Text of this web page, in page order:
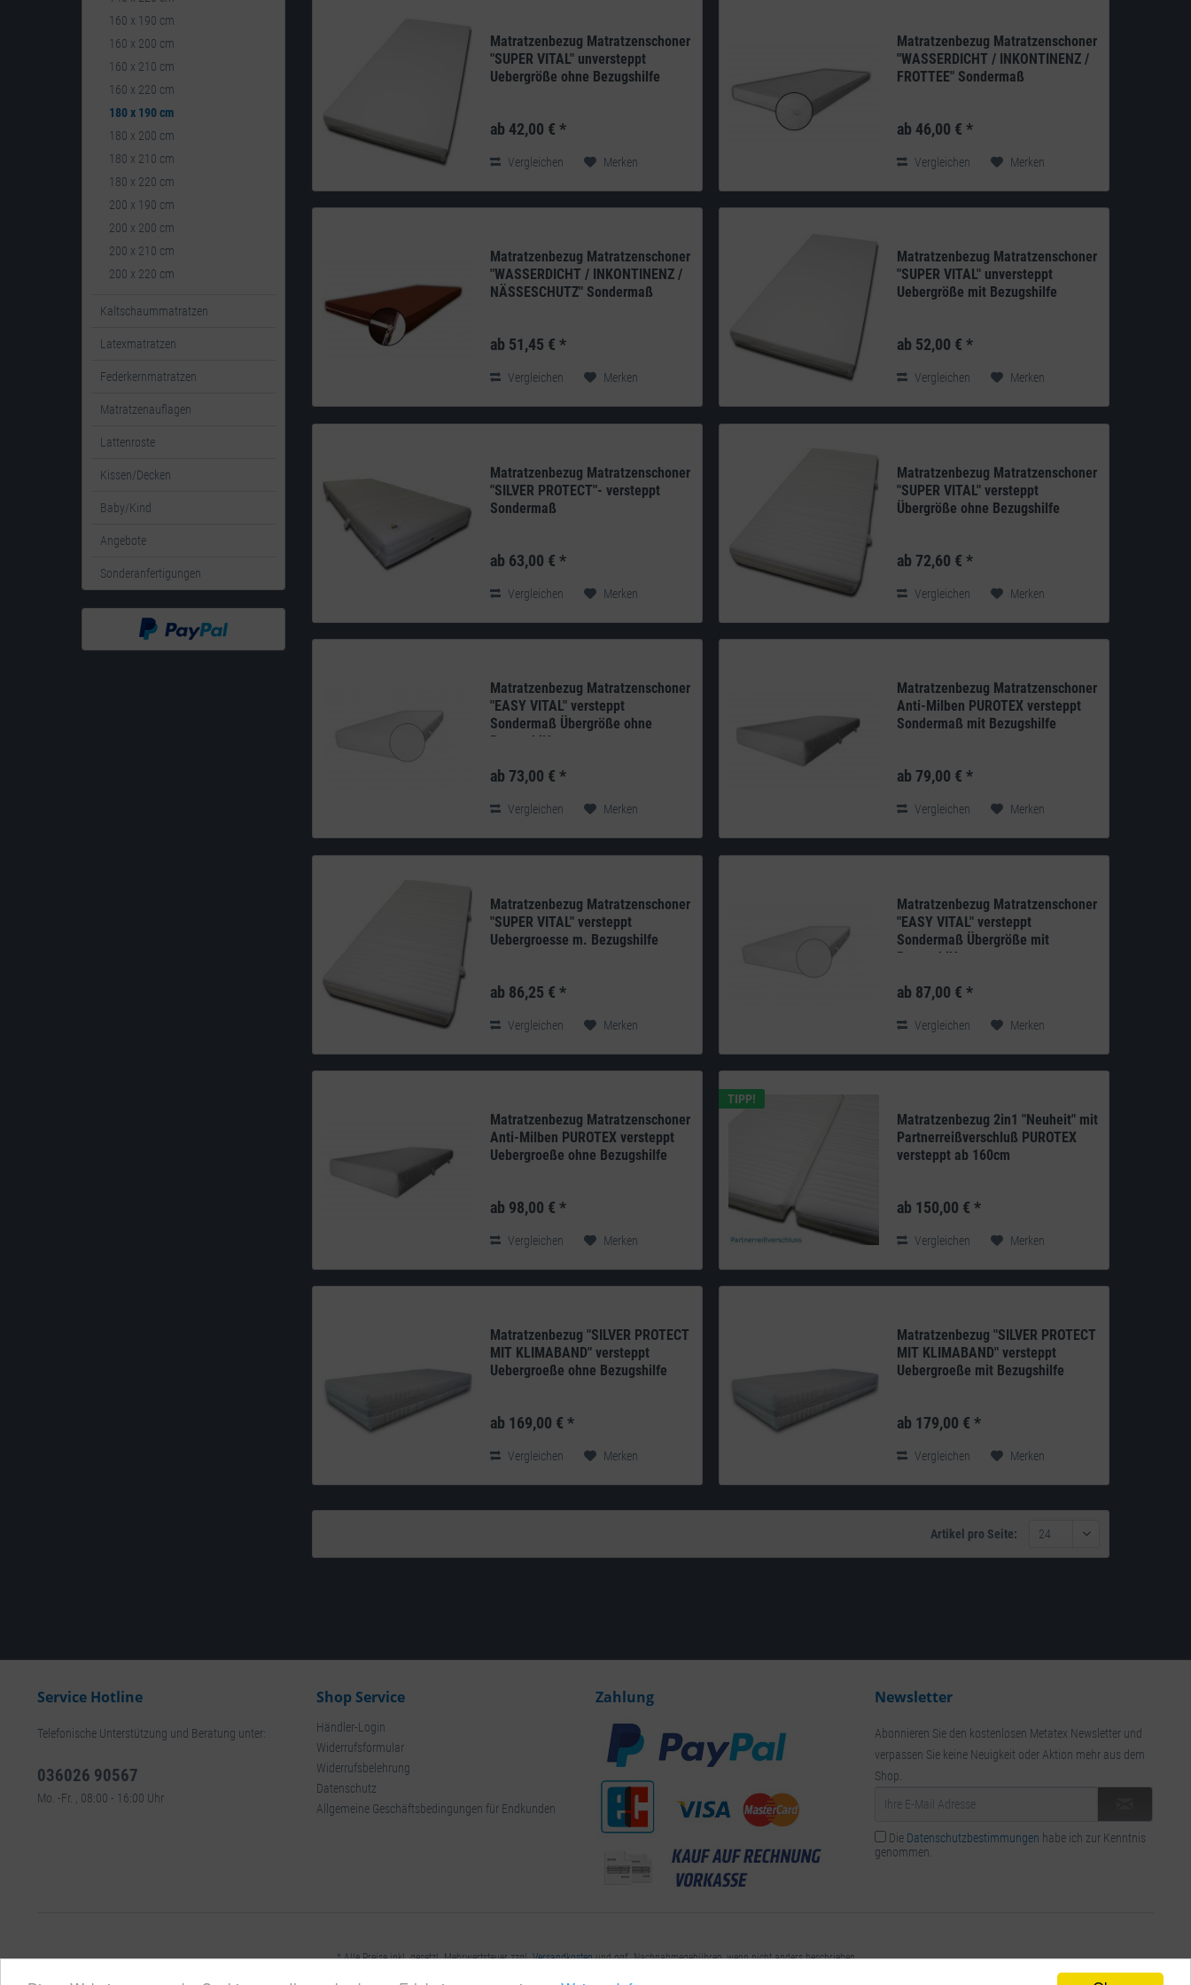
160 x 190 cm
160 x 200 cm
160 x 210 cm
160 x 220 cm
180 x 190 cm
180 x 200 cm
180 x 210 cm
180 x 220 cm
200 x 190 cm
200 x 200 cm
200 x 210 cm
200 x 220 cm
Kaltschaummatratzen
Latexmatratzen
Federkernmatratzen
Matratzenauflagen
Lattenroste
Kissen/Decken
Baby/Kind
Angebote
Sonderanfertigungen
Matratzenbezug Matratzenschoner
"SUPER VITAL" unversteppt
Uebergröße ohne Bezugshilfe
100% Polyester umfassender Schutz vor
ab 42,00 € *
Vergleichen Merken
Matratzenbezug Matratzenschoner
"WASSERDICHT / INKONTINENZ /
FROTTEE" Sondermaß
Baumwolle / 20% Polyester, Innenseite:
ab 46,00 € *
Vergleichen Merken
Matratzenbezug Matratzenschoner
"WASSERDICHT / INKONTINENZ /
NÄSSESCHUTZ" Sondermaß
PU, Innenseite: 100% Polyester Gewicht:
ab 51,45 € *
Vergleichen Merken
Matratzenbezug Matratzenschoner
"SUPER VITAL" unversteppt
Uebergröße mit Bezugshilfe
100% Polyester umfassender Schutz vor
ab 52,00 € *
Vergleichen Merken
Matratzenbezug Matratzenschoner
"SILVER PROTECT"- versteppt
Sondermaß
100% Polyester versteppt mit einem
ab 63,00 € *
Vergleichen Merken
Matratzenbezug Matratzenschoner
"SUPER VITAL" versteppt
Übergröße ohne Bezugshilfe
100% Polyester versteppt mit 200g/m²
ab 72,60 € *
Vergleichen Merken
Matratzenbezug Matratzenschoner
"EASY VITAL" versteppt
Sondermaß Übergröße ohne
Bezugshilfe
100% Polyester versteppt mit 100g/m²
ab 73,00 € *
Vergleichen Merken
Matratzenbezug Matratzenschoner
Anti-Milben PUROTEX versteppt
Sondermaß mit Bezugshilfe
die eine gesunde und saubere
ab 79,00 € *
Vergleichen Merken
Matratzenbezug Matratzenschoner
"SUPER VITAL" versteppt
Uebergroesse m. Bezugshilfe
100% Polyester versteppt mit 200g/m²
ab 86,25 € *
Vergleichen Merken
Matratzenbezug Matratzenschoner
"EASY VITAL" versteppt
Sondermaß Übergröße mit
Bezugshilfe
100% Polyester versteppt mit 100g/m²
ab 87,00 € *
Vergleichen Merken
Matratzenbezug Matratzenschoner
Anti-Milben PUROTEX versteppt
Uebergroeße ohne Bezugshilfe
die eine gesunde und saubere
ab 98,00 € *
Vergleichen Merken
TIPP!
Matratzenbezug 2in1 "Neuheit" mit
Partnerreißverschluß PUROTEX
versteppt ab 160cm
die eine gesunde und saubere
ab 150,00 € *
Vergleichen Merken
Matratzenbezug "SILVER PROTECT
MIT KLIMABAND" versteppt
Uebergroeße ohne Bezugshilfe
100% Polyester versteppt mit einem
ab 169,00 € *
Vergleichen Merken
Matratzenbezug "SILVER PROTECT
MIT KLIMABAND" versteppt
Uebergroeße mit Bezugshilfe
100% Polyester versteppt mit einem
ab 179,00 € *
Vergleichen Merken
Artikel pro Seite:
Service Hotline
Telefonische Unterstützung und Beratung unter:
036026 90567
Mo. -Fr. , 08:00 - 16:00 Uhr
Shop Service
Händler-Login
Widerrufsformular
Widerrufsbelehrung
Datenschutz
Allgemeine Geschäftsbedingungen für Endkunden
Zahlung Newsletter
Abonnieren Sie den kostenlosen Metatex Newsletter und
verpassen Sie keine Neuigkeit oder Aktion mehr aus dem
Shop.
Die Datenschutzbestimmungen habe ich zur Kenntnis
genommen.
* Alle Preise inkl. gesetzl. Mehrwertsteuer zzgl.Versandkostenund ggf. Nachnahmegebühren, wenn nicht anders beschrieben